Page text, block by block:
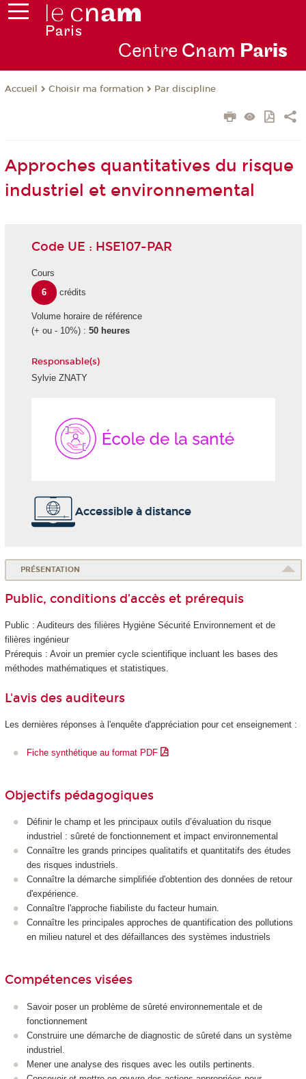
Centre Cnam Paris
Accueil Choisir ma formation Par discipline
Approches quantitatives du risque
industriel et environnemental
Code UE : HSE107-PAR
Cours
6
crédits
Volume horaire de référence
(+ ou - 10%) : 50 heures
Responsable(s)
Sylvie ZNATY
Accessible à distance
PRÉSENTATION
Public, conditions d’accès et prérequis
Public : Auditeurs des filières Hygiène Sécurité Environnement et de
filières ingénieur
Prérequis : Avoir un premier cycle scientifique incluant les bases des
méthodes mathématiques et statistiques.
L'avis des auditeurs
Les dernières réponses à l'enquête d'appréciation pour cet enseignement :
Fiche synthétique au format PDF
Objectifs pédagogiques
Définir le champ et les principaux outils d’évaluation du risque
industriel : sûreté de fonctionnement et impact environnemental
Connaître les grands principes qualitatifs et quantitatifs des études
des risques industriels.
Connaître la démarche simplifiée d'obtention des données de retour
d'expérience.
Connaître l'approche fiabiliste du facteur humain.
Connaître les principales approches de quantification des pollutions
en milieu naturel et des défaillances des systèmes industriels
Compétences visées
Savoir poser un problème de sûreté environnementale et de
fonctionnement
Construire une démarche de diagnostic de sûreté dans un système
industriel.
Mener une analyse des risques avec les outils pertinents.